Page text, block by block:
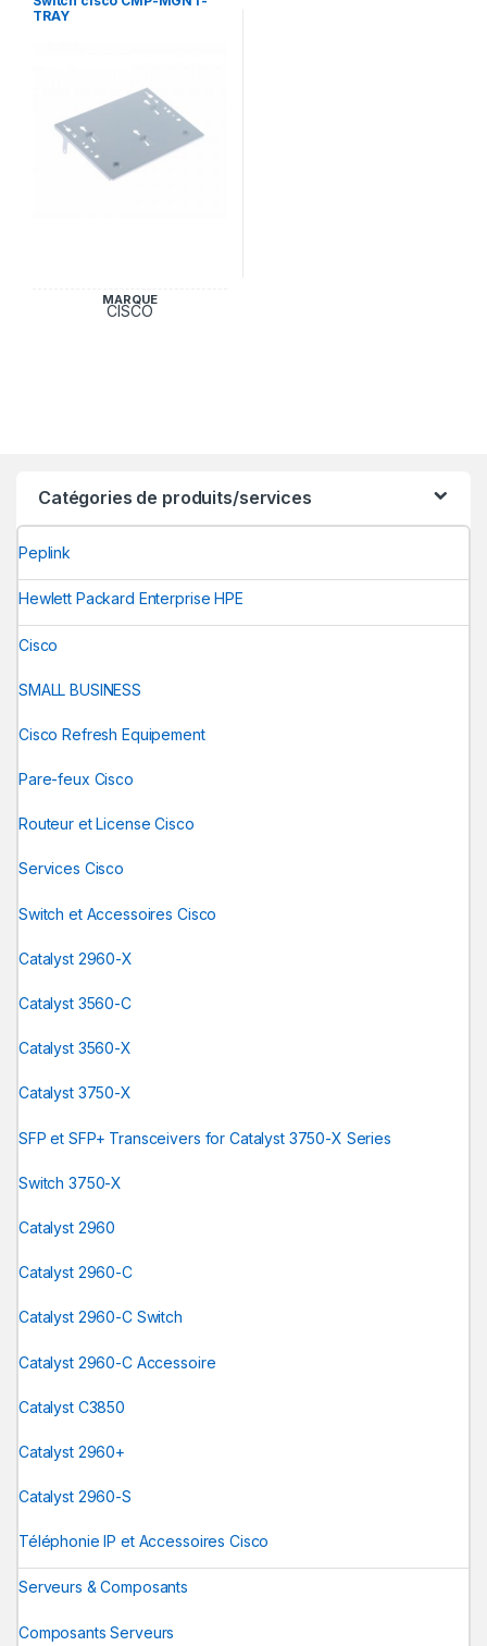
TRAY
MARQUE
CISCO
Catégories de produits/services
Peplink
Hewlett Packard Enterprise HPE
Cisco
SMALL BUSINESS
Cisco Refresh Equipement
Pare-feux Cisco
Routeur et License Cisco
Services Cisco
Switch et Accessoires Cisco
Catalyst 2960-X
Catalyst 3560-C
Catalyst 3560-X
Catalyst 3750-X
SFP et SFP+ Transceivers for Catalyst 3750-X Series
Switch 3750-X
Catalyst 2960
Catalyst 2960-C
Catalyst 2960-C Switch
Catalyst 2960-C Accessoire
Catalyst C3850
Catalyst 2960+
Catalyst 2960-S
Téléphonie IP et Accessoires Cisco
Serveurs & Composants
Composants Serveurs